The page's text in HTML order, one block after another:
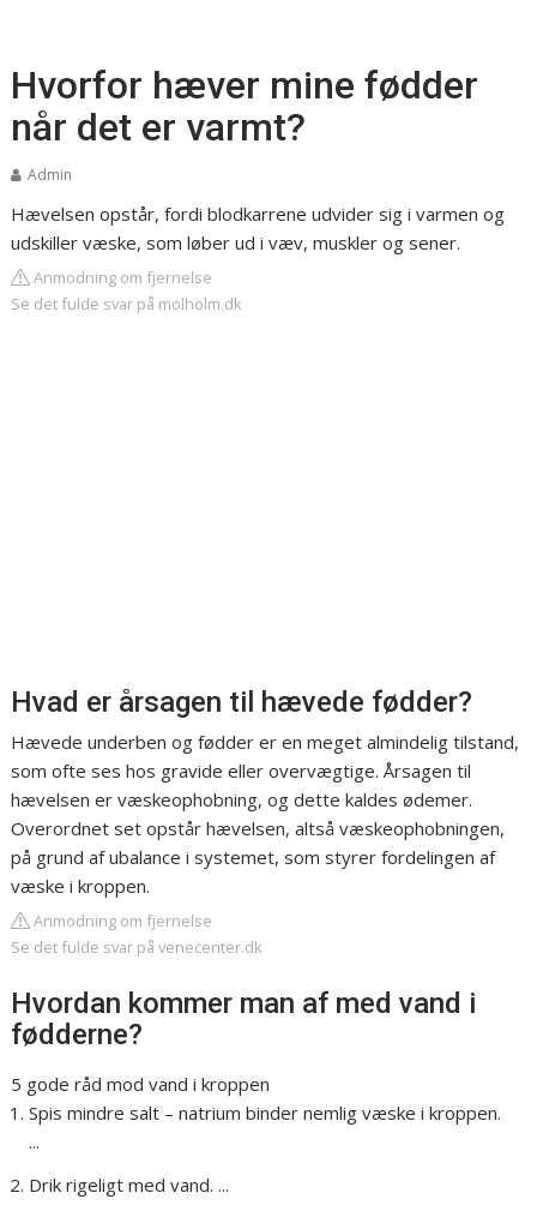
Hvorfor hæver mine fødder
når det er varmt?
Admin
Hævelsen opstår, fordi blodkarrene udvider sig i varmen og
udskiller væske, som løber ud i væv, muskler og sener.
Anmodning om fjernelse
Se det fulde svar på molholm.dk
Hvad er årsagen til hævede fødder?
Hævede underben og fødder er en meget almindelig tilstand,
som ofte ses hos gravide eller overvægtige. Årsagen til
hævelsen er væskeophobning, og dette kaldes ødemer.
Overordnet set opstår hævelsen, altså væskeophobningen,
på grund af ubalance i systemet, som styrer fordelingen af
væske i kroppen.
Anmodning om fjernelse
Se det fulde svar på venecenter.dk
Hvordan kommer man af med vand i
fødderne?
5 gode råd mod vand i kroppen
Spis mindre salt – natrium binder nemlig væske i kroppen.
...
Drik rigeligt med vand. ...